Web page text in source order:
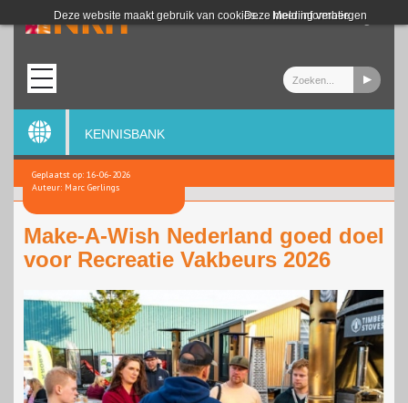
Deze website maakt gebruik van cookies. Meer informatie
Deze melding verbergen
Login
KENNISBANK
Geplaatst op: 16-06-2026
Auteur: Marc Gerlings
Make-A-Wish Nederland goed doel
voor Recreatie Vakbeurs 2026